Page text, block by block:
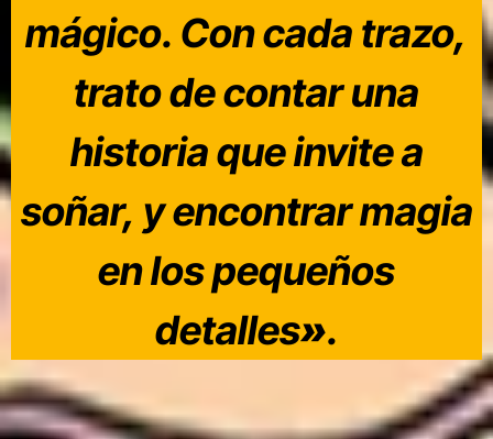
mágico. Con cada trazo,
trato de contar una
historia que invite a
soñar, y encontrar magia
en los pequeños
detalles».